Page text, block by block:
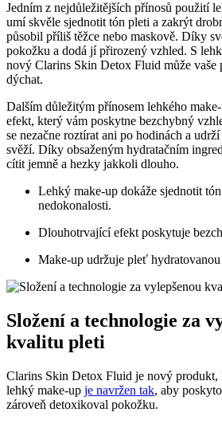
Jedním z nejdůležitějších přínosů použití
umí skvěle sjednotit tón pleti a zakrýt
působil příliš těžce nebo maskově. Díky
pokožku a dodá jí přirozený vzhled. S
nový Clarins Skin Detox Fluid může vaše
dýchat.
Dalším důležitým přínosem lehkého
efekt, který vám poskytne bezchybný
se nezačne roztírat ani po hodinách a
svěží. Díky obsaženým hydratačním
cítit jemně a hezky jakkoli dlouho.
Lehký make-up dokáže sjednotit
nedokonalosti.
Dlouhotrvající efekt poskytuje
Make-up udržuje pleť hydratovanou
Složení a technologie za
kvalitu pleti
Clarins Skin Detox Fluid je nový produkt,
lehký make-up je navržen tak, aby
zároveň detoxikoval pokožku.